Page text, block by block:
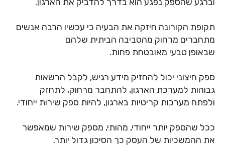
תקופת הקורונה חיזקה את הבעיה כי עכשיו הרבה אנשים
מתחברים מרחוק מהסביבה הביתית שלהם
שבאופן טבעי מאובטחת פחות.
ספק חיצוני יכול להחזיק מידע רגיש, לקבל הרשאות
גבוהות למערכת הארגון, להתחבר מרחוק, לתחזק
ולפתח מערכות קריטיות בארגון, להיות ספק שירות ייחודי.
ככל שהספק יותר ייחודי, מהותי, מספק שירות שמאפשר
את ההמשכיות של העסק כך הסיכון גדול יותר.